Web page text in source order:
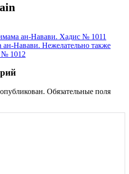
ан-Навави. Хадис № 1011
Навави. Нежелательно также
№ 1012
Обязательные поля